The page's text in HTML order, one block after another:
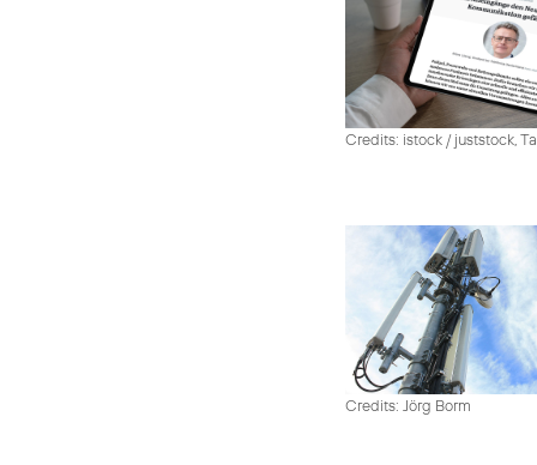
Credits: istock / juststock,
Credits: Jörg Borm